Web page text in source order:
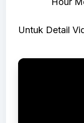
Untuk Detail